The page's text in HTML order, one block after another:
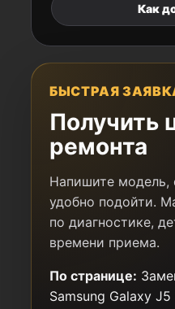
Как
БЫСТРАЯ
Получить
ремонта
Напишите модель,
удобно подойти.
по диагностике,
времени приема.
По странице:
Samsung Galaxy J5